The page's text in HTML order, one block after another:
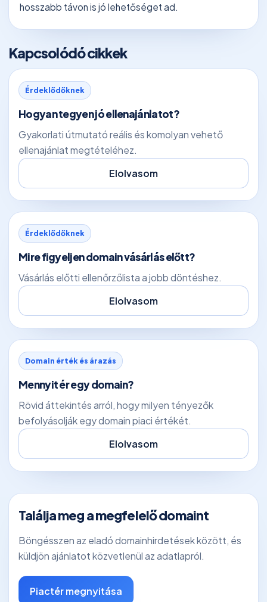
hosszabb távon is jó lehetőséget ad.
Kapcsolódó cikkek
Érdeklődőknek
Hogyan tegyen jó ellenajánlatot?
Gyakorlati útmutató reális és komolyan vehető
ellenajánlat megtételéhez.
Elolvasom
Érdeklődőknek
Mire figyeljen domain vásárlás előtt?
Vásárlás előtti ellenőrzőlista a jobb döntéshez.
Elolvasom
Domain érték és árazás
Mennyit ér egy domain?
Rövid áttekintés arról, hogy milyen tényezők
befolyásolják egy domain piaci értékét.
Elolvasom
Találja meg a megfelelő domaint
Böngésszen az eladó domainhirdetések között, és
küldjön ajánlatot közvetlenül az adatlapról.
Piactér megnyitása